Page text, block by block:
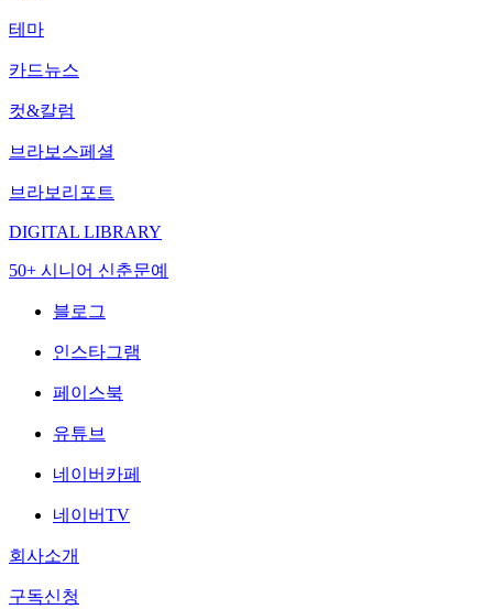
테마
카드뉴스
컷&칼럼
브라보스페셜
브라보리포트
DIGITAL LIBRARY
50+ 시니어 신춘문예
블로그
인스타그램
페이스북
유튜브
네이버카페
네이버TV
회사소개
구독신청